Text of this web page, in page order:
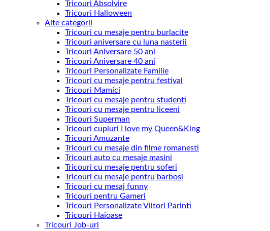
Tricouri Absolvire
Tricouri Halloween
Alte categorii
Tricouri cu mesaje pentru burlacite
Tricouri aniversare cu luna nasterii
Tricouri Aniversare 50 ani
Tricouri Aniversare 40 ani
Tricouri Personalizate Familie
Tricouri cu mesaje pentru festival
Tricouri Mamici
Tricouri cu mesaje pentru studenti
Tricouri cu mesaje pentru liceeni
Tricouri Superman
Tricouri cupluri I love my Queen&King
Tricouri Amuzante
Tricouri cu mesaje din filme romanesti
Tricouri auto cu mesaje masini
Tricouri cu mesaje pentru soferi
Tricouri cu mesaje pentru barbosi
Tricouri cu mesaj funny
Tricouri pentru Gameri
Tricouri Personalizate Viitori Parinti
Tricouri Haioase
Tricouri Job-uri